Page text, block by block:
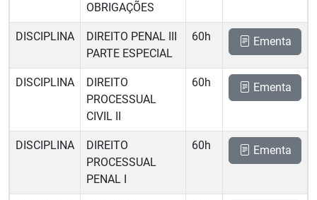
OBRIGAÇÕES
DISCIPLINA
DIREITO PENAL III 
PARTE ESPECIAL
60h Ementa
DISCIPLINA
DIREITO
PROCESSUAL
CIVIL II
60h Ementa
DISCIPLINA
DIREITO
PROCESSUAL
PENAL I
60h Ementa